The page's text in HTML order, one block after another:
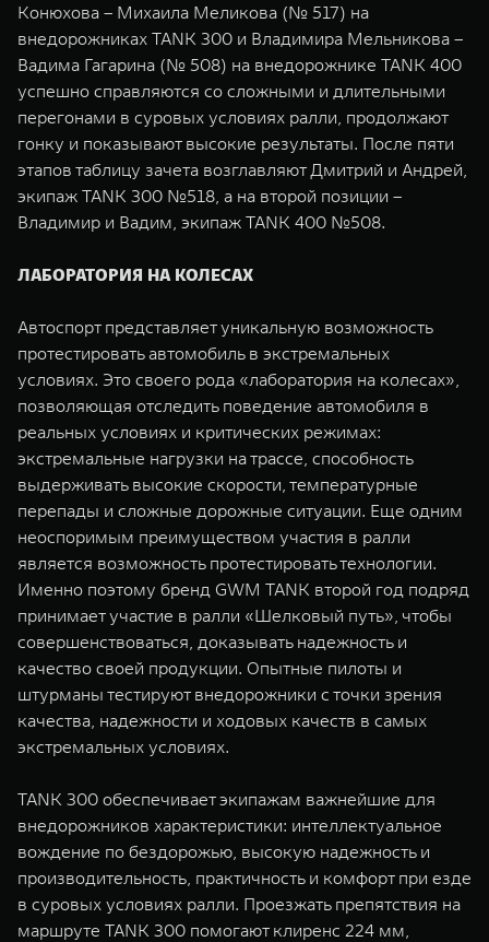
WEY 80
от 6 449 000 ₽
Конюхова – Михаила Меликова (№ 517) на
внедорожниках TANK 300 и Владимира Мельникова –
Вадима Гагарина (№ 508) на внедорожнике TANK 400
успешно справляются со сложными и длительными
перегонами в суровых условиях ралли, продолжают
гонку и показывают высокие результаты. После пяти
этапов таблицу зачета возглавляют Дмитрий и Андрей,
экипаж TANK 300 №518, а на второй позиции –
Владимир и Вадим, экипаж TANK 400 №508.
ЛАБОРАТОРИЯ НА КОЛЕСАХ
Автоспорт представляет уникальную возможность
протестировать автомобиль в экстремальных
условиях. Это своего рода «лаборатория на колесах»,
позволяющая отследить поведение автомобиля в
реальных условиях и критических режимах:
экстремальные нагрузки на трассе, способность
выдерживать высокие скорости, температурные
перепады и сложные дорожные ситуации. Еще одним
неоспоримым преимуществом участия в ралли
является возможность протестировать технологии.
Именно поэтому бренд GWM TANK второй год подряд
принимает участие в ралли «Шелковый путь», чтобы
совершенствоваться, доказывать надежность и
качество своей продукции. Опытные пилоты и
штурманы тестируют внедорожники с точки зрения
качества, надежности и ходовых качеств в самых
экстремальных условиях.
TANK 300 обеспечивает экипажам важнейшие для
внедорожников характеристики: интеллектуальное
вождение по бездорожью, высокую надежность и
производительность, практичность и комфорт при езде
в суровых условиях ралли. Проезжать препятствия на
маршруте TANK 300 помогают клиренс 224 мм,